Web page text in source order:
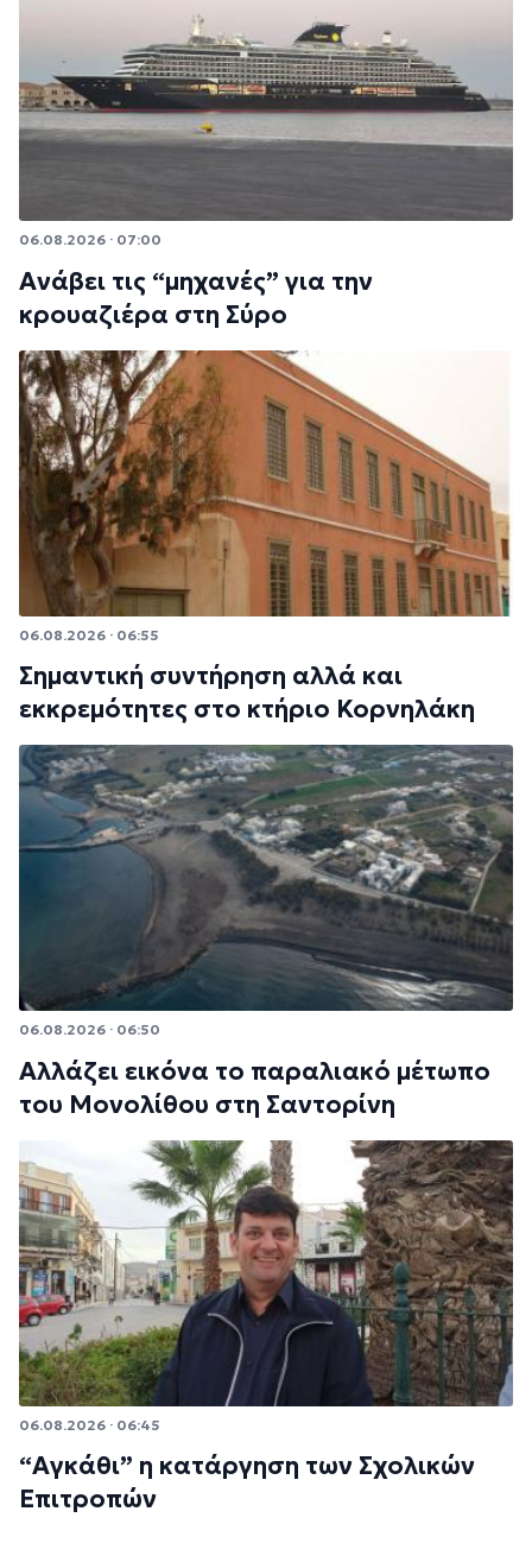
06.08.2026 · 07:00
Ανάβει τις “μηχανές” για την
κρουαζιέρα στη Σύρο
06.08.2026 · 06:55
Σημαντική συντήρηση αλλά και
εκκρεμότητες στο κτήριο Κορνηλάκη
06.08.2026 · 06:50
Αλλάζει εικόνα το παραλιακό μέτωπο
του Μονολίθου στη Σαντορίνη
06.08.2026 · 06:45
“Αγκάθι” η κατάργηση των Σχολικών
Επιτροπών